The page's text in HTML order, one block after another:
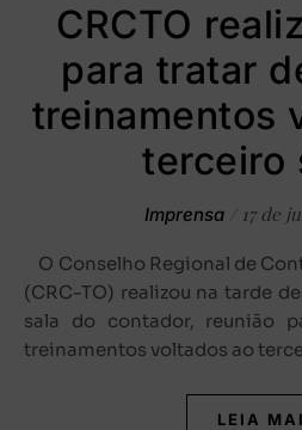
CRCTO
para tratar
treinamentos
terceiro
Imprensa / 17 de
O Conselho Regional de Contabilidade do Tocantins
(CRC-TO) realizou na tarde
sala do contador, reunião
treinamentos voltados ao
LEIA